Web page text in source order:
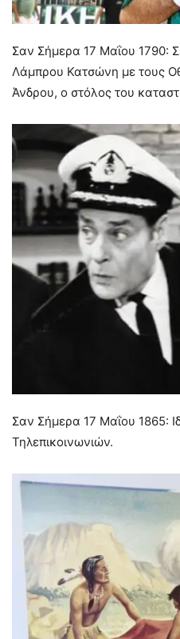
Σαν Σήμερα 17 Μαΐου 1790:
Λάμπρου Κατσώνη με τους
Άνδρου, ο στόλος του
Σαν Σήμερα 17 Μαΐου 1865:
Τηλεπικοινωνιών.